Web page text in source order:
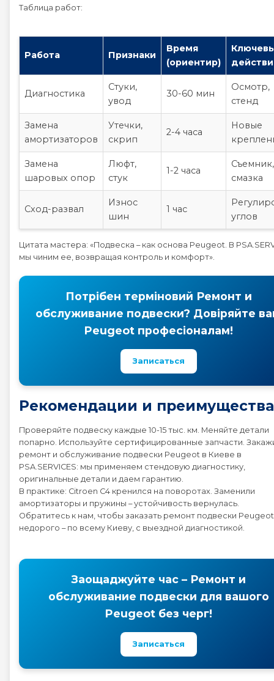
Таблица работ:
Работа Признаки
Время
(ориентир)
Диагностика
Стуки,
увод
30-60 мин
Осмотр,
стенд
Замена
амортизаторов
Утечки,
скрип
2-4 часа
Новые
Замена
шаровых опор
Люфт,
стук
1-2 часа
Съемник,
смазка
Сход-развал
Износ
шин
1 час
углов
Цитата мастера: «Подвеска – как основа Peugeot. В
мы чиним ее, возвращая контроль и комфорт».
Потрібен терміновий Ремонт и
обслуживание подвески? Довіряйте
Peugeot професіоналам!
Записаться
Рекомендации и преимущества
Проверяйте подвеску каждые 10-15 тыс. км. Меняйте детали
попарно. Используйте сертифицированные запчасти.
ремонт и обслуживание подвески Peugeot в Киеве в
PSA.SERVICES: мы применяем стендовую диагностику,
оригинальные детали и даем гарантию.
В практике: Citroen C4 кренился на поворотах. Заменили
амортизаторы и пружины – устойчивость вернулась.
Обратитесь к нам, чтобы заказать ремонт подвески Peugeot
недорого – по всему Киеву, с выездной диагностикой.
Заощаджуйте час – Ремонт и
обслуживание подвески для вашого
Peugeot без черг!
Записаться